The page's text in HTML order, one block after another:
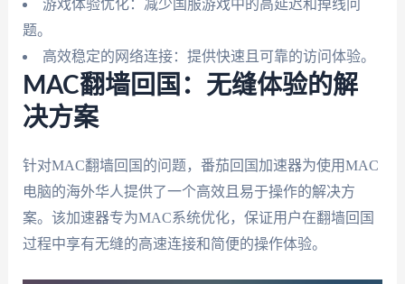
游戏体验优化：减少国服游戏中的高延迟和掉线问
题。
高效稳定的网络连接：提供快速且可靠的访问体验。
MAC翻墙回国：无缝体验的解
决方案
针对MAC翻墙回国的问题，番茄回国加速器为使用MAC
电脑的海外华人提供了一个高效且易于操作的解决方
案。该加速器专为MAC系统优化，保证用户在翻墙回国
过程中享有无缝的高速连接和简便的操作体验。